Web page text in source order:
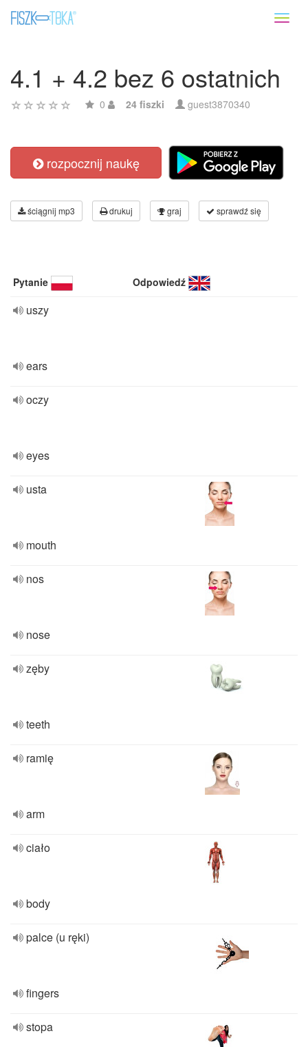
4.1 + 4.2 bez 6 ostatnich
0 24 fiszki guest3870340
rozpocznij naukę
ściągnij mp3 drukuj graj sprawdź się
Pytanie Odpowiedź
uszy
ears
oczy
eyes
usta
mouth
nos
nose
zęby
teeth
ramię
arm
ciało
body
palce (u ręki)
fingers
stopa